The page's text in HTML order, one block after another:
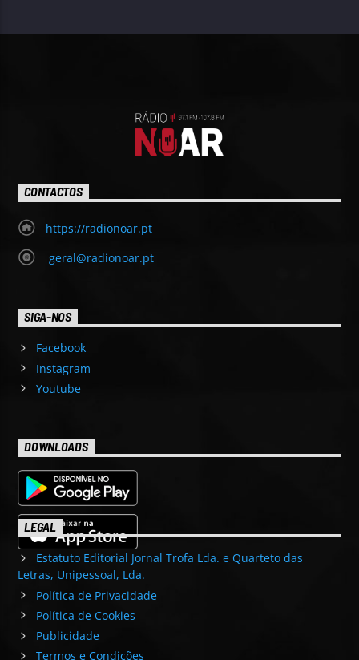
CONTACTOS
https://radionoar.pt
geral@radionoar.pt
SIGA-NOS
Facebook
Instagram
Youtube
DOWNLOADS
LEGAL
Estatuto Editorial Jornal Trofa Lda. e Quarteto das
Letras, Unipessoal, Lda.
Política de Privacidade
Política de Cookies
Publicidade
Termos e Condições